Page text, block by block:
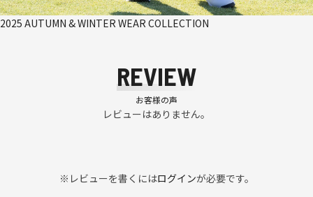
2025 AUTUMN & WINTER WEAR COLLECTION
REVIEW
お客様の声
レビューはありません。
※レビューを書くにはログインが必要です。